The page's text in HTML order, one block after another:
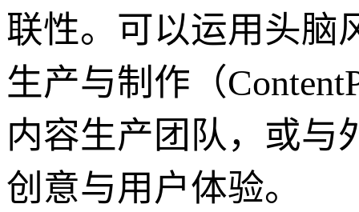
联性。可以运用头脑
生产与制作（
内容生产团队，或与
创意与用户体验。